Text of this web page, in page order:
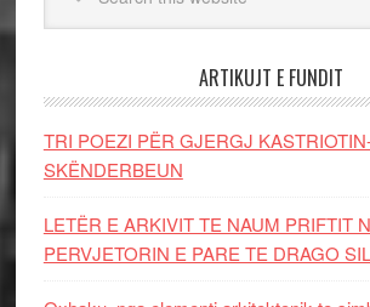
ARTIKUJT E FUNDIT
TRI POEZI PËR GJERGJ
SKËNDERBEUN
LETËR E ARKIVIT TE NAUM PRIFTIT
PERVJETORIN E PARE TE DRAGO